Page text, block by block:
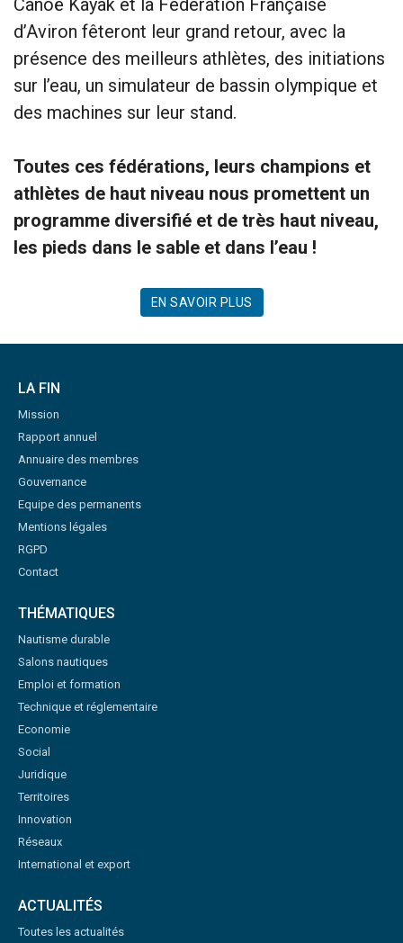
d’Aviron fêteront leur grand retour, avec la
présence des meilleurs athlètes, des initiations
sur l’eau, un simulateur de bassin olympique et
des machines sur leur stand.
Toutes ces fédérations, leurs champions et
athlètes de haut niveau nous promettent un
programme diversifié et de très haut niveau,
les pieds dans le sable et dans l’eau !
EN SAVOIR PLUS
LA FIN
Mission
Rapport annuel
Annuaire des membres
Gouvernance
Equipe des permanents
Mentions légales
RGPD
Contact
THÉMATIQUES
Nautisme durable
Salons nautiques
Emploi et formation
Technique et réglementaire
Economie
Social
Juridique
Territoires
Innovation
Réseaux
International et export
ACTUALITÉS
Toutes les actualités